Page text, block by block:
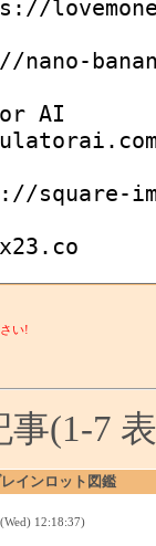
い!
事(1-7
インロット図鑑
12:18:37)